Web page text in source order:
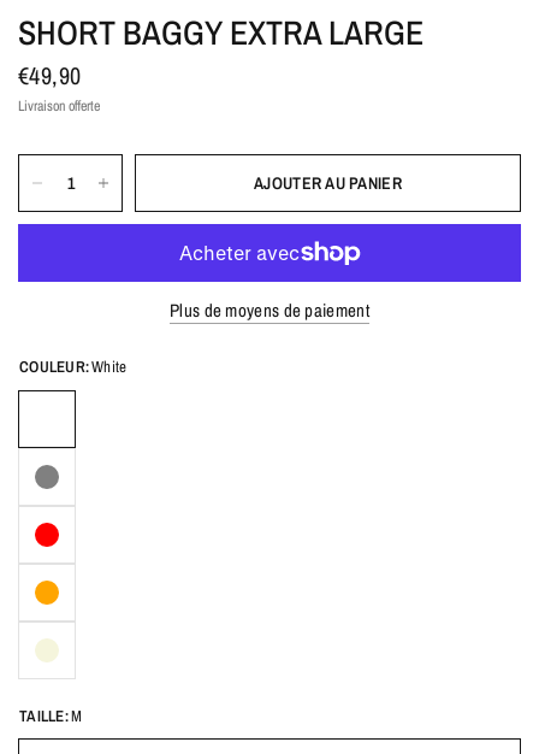
SHORT BAGGY EXTRA LARGE
€49,90
Livraison offerte
AJOUTER AU PANIER
Plus de moyens de paiement
COULEUR:White
TAILLE:M